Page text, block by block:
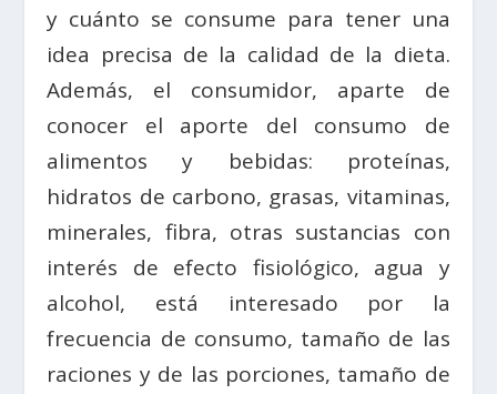
y cuánto se consume para tener una
idea precisa de la calidad de la dieta.
Además, el consumidor, aparte de
conocer el aporte del consumo de
alimentos y bebidas: proteínas,
hidratos de carbono, grasas, vitaminas,
minerales, fibra, otras sustancias con
interés de efecto fisiológico, agua y
alcohol, está interesado por la
frecuencia de consumo, tamaño de las
raciones y de las porciones, tamaño de